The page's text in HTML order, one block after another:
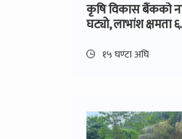
कृषि विकास बैंकको
घट्यो, लाभांश क्षमता
१५ घण्टा अघि